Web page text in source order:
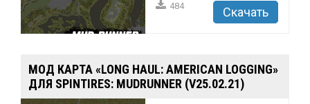
484 Скачать
МОД КАРТА «LONG HAUL: AMERICAN LOGGING»
ДЛЯ SPINTIRES: MUDRUNNER (V25.02.21)